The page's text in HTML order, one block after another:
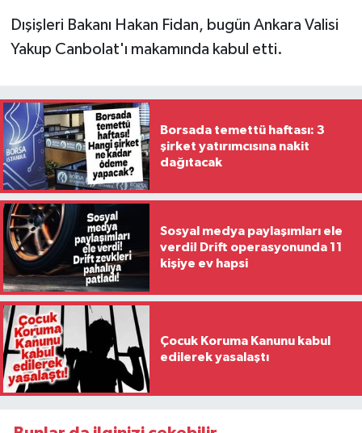
Dışişleri Bakanı Hakan Fidan, bugün Ankara Valisi
Yakup Canbolat'ı makamında kabul etti.
Borsada temettü haftası: 3
şirket yatırımcısına nakit
dağıtacak
Sosyal medya paylaşımları ele
verdi! Drift operasyonunda 11
kişiye ev hapsi
Çocuk Koruma Kanunu kabul
edilerek yasalaştı